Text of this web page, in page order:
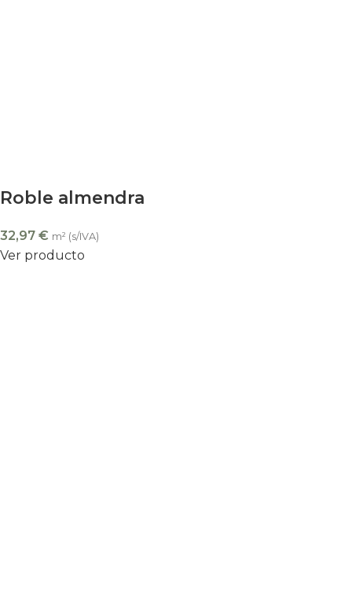
Roble almendra
32,97 € m² (s/IVA)
Ver producto